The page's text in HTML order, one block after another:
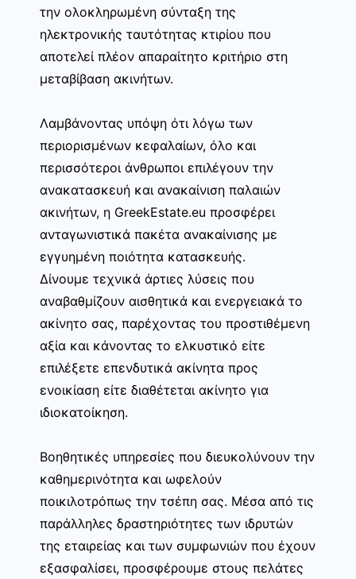
την ολοκληρωμένη σύνταξη της
ηλεκτρονικής ταυτότητας κτιρίου που
αποτελεί πλέον απαραίτητο κριτήριο στη
μεταβίβαση ακινήτων.
Λαμβάνοντας υπόψη ότι λόγω των
περιορισμένων κεφαλαίων, όλο και
περισσότεροι άνθρωποι επιλέγουν την
ανακατασκευή και ανακαίνιση παλαιών
ακινήτων, η GreekEstate.eu προσφέρει
ανταγωνιστικά πακέτα ανακαίνισης με
εγγυημένη ποιότητα κατασκευής.
Δίνουμε τεχνικά άρτιες λύσεις που
αναβαθμίζουν αισθητικά και ενεργειακά το
ακίνητο σας, παρέχοντας του προστιθέμενη
αξία και κάνοντας το ελκυστικό είτε
επιλέξετε επενδυτικά ακίνητα προς
ενοικίαση είτε διαθέτεται ακίνητο για
ιδιοκατοίκηση.
Βοηθητικές υπηρεσίες που διευκολύνουν την
καθημερινότητα και ωφελούν
ποικιλοτρόπως την τσέπη σας. Μέσα από τις
παράλληλες δραστηριότητες των ιδρυτών
της εταιρείας και των συμφωνιών που έχουν
εξασφαλίσει, προσφέρουμε στους πελάτες